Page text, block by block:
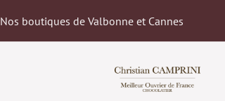
Nos boutiques de Valbonne et Cannes